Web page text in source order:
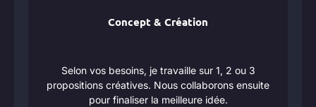
Concept & Création
Selon vos besoins, je travaille sur 1, 2 ou 3
propositions créatives. Nous collaborons ensuite
pour finaliser la meilleure idée.